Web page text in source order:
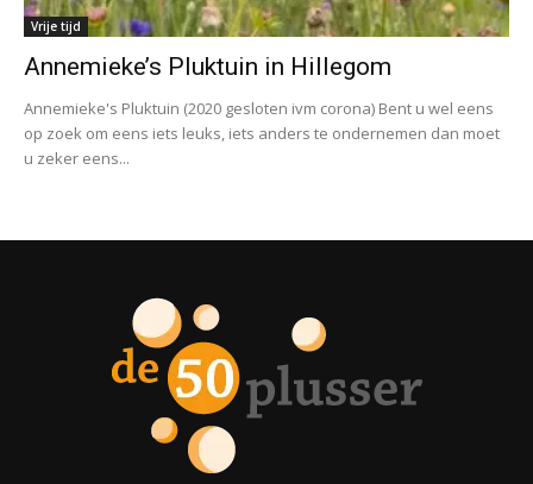
Vrije tijd
Annemieke’s Pluktuin in Hillegom
Annemieke's Pluktuin (2020 gesloten ivm corona) Bent u wel eens
op zoek om eens iets leuks, iets anders te ondernemen dan moet
u zeker eens...